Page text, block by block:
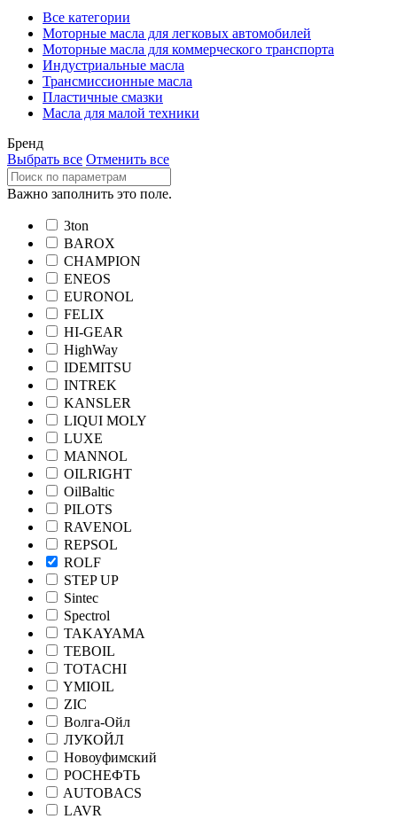
Все категории
Моторные масла для легковых автомобилей
Моторные масла для коммерческого транспорта
Индустриальные масла
Трансмиссионные масла
Пластичные смазки
Масла для малой техники
Бренд
Выбрать все Отменить все
Важно заполнить это поле.
3ton
BAROX
CHAMPION
ENEOS
EURONOL
FELIX
HI-GEAR
HighWay
IDEMITSU
INTREK
KANSLER
LIQUI MOLY
LUXE
MANNOL
OILRIGHT
OilBaltic
PILOTS
RAVENOL
REPSOL
ROLF
STEP UP
Sintec
Spectrol
TAKAYAMA
TEBOIL
TOTACHI
YMIOIL
ZIC
Волга-Ойл
ЛУКОЙЛ
Новоуфимский
РОСНЕФТЬ
AUTOBACS
LAVR